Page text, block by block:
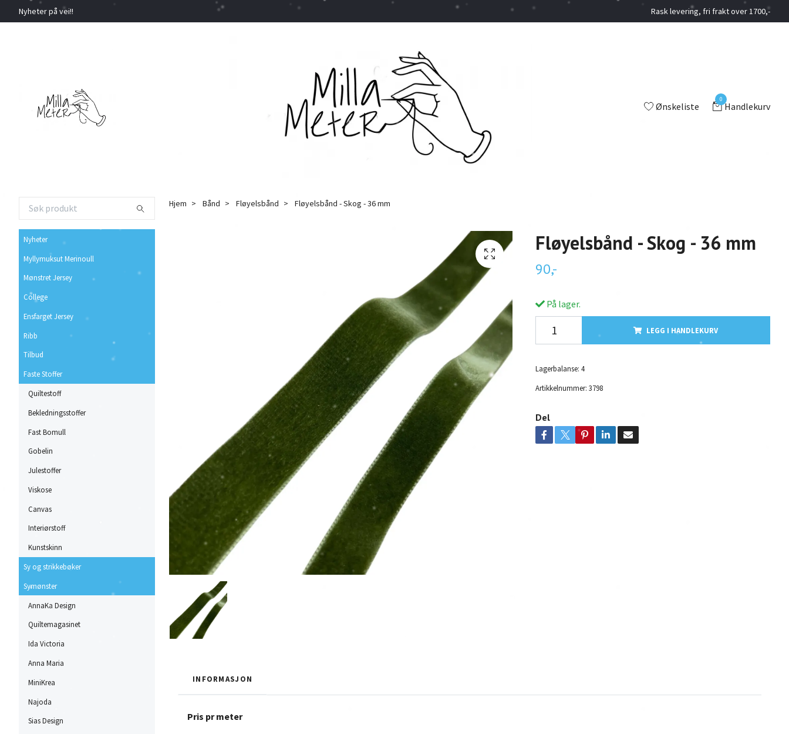
Nyheter på vei!! Rask levering, fri frakt over 1700,-
Ønskeliste
0
Handlekurv
Nyheter
Myllymuksut Merinoull
Mønstret Jersey
College
Ensfarget Jersey
Ribb
Tilbud
Faste Stoffer
Quiltestoff
Bekledningsstoffer
Fast Bomull
Gobelin
Julestoffer
Viskose
Canvas
Interiørstoff
Kunstskinn
Sy og strikkebøker
Symønster
AnnaKa Design
Quiltemagasinet
Ida Victoria
Anna Maria
MiniKrea
Najoda
Sias Design
Hjem Bånd Fløyelsbånd Fløyelsbånd - Skog - 36 mm
Fløyelsbånd - Skog - 36 mm
90,-
På lager.
LEGG I HANDLEKURV
Lagerbalanse: 4
Artikkelnummer: 3798
Del
INFORMASJON
Pris pr meter